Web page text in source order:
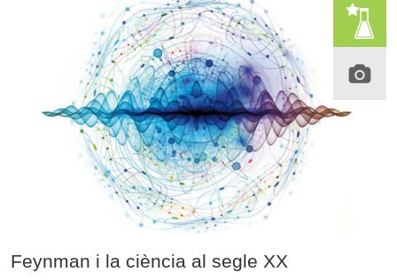
Feynman i la ciència al segle XX